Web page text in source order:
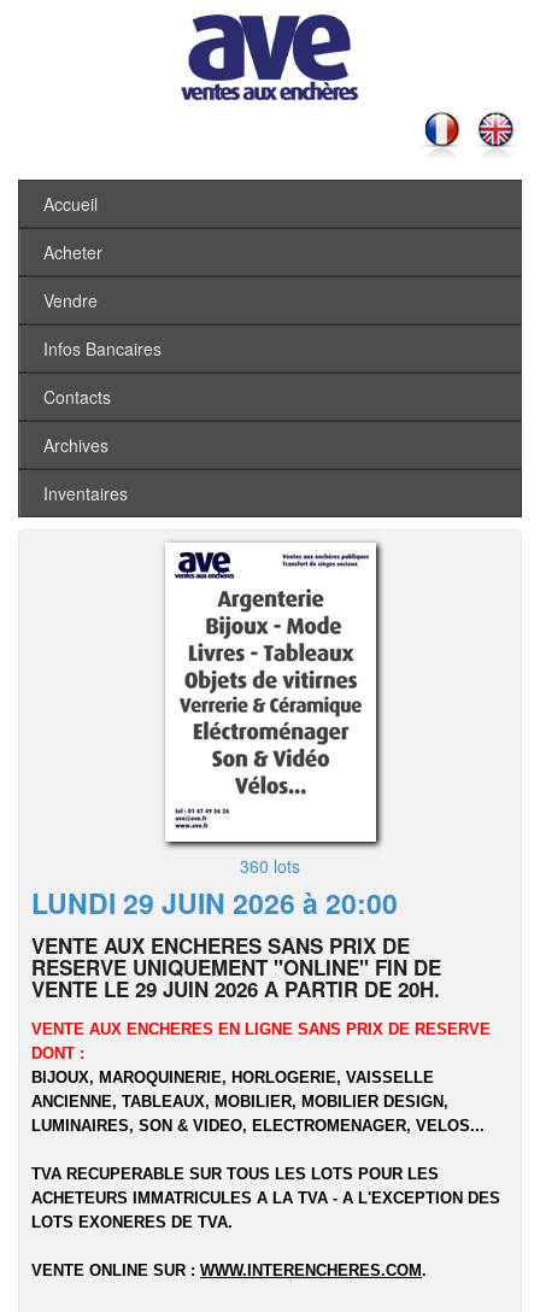
Accueil
Acheter
Vendre
Infos Bancaires
Contacts
Archives
Inventaires
360 lots
LUNDI 29 JUIN 2026 à 20:00
VENTE AUX ENCHERES SANS PRIX DE
RESERVE UNIQUEMENT "ONLINE" FIN DE
VENTE LE 29 JUIN 2026 A PARTIR DE 20H.
VENTE AUX ENCHERES EN LIGNE SANS PRIX DE RESERVE
DONT :
BIJOUX, MAROQUINERIE, HORLOGERIE, VAISSELLE
ANCIENNE, TABLEAUX, MOBILIER, MOBILIER DESIGN,
LUMINAIRES, SON & VIDEO, ELECTROMENAGER, VELOS...
TVA RECUPERABLE SUR TOUS LES LOTS POUR LES
ACHETEURS IMMATRICULES A LA TVA - A L'EXCEPTION DES
LOTS EXONERES DE TVA.
VENTE ONLINE SUR : WWW.INTERENCHERES.COM.